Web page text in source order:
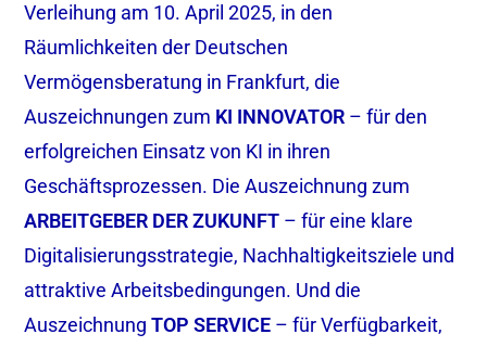
Verleihung am 10. April 2025, in den
Räumlichkeiten der Deutschen
Vermögensberatung in Frankfurt, die
Auszeichnungen zum KI INNOVATOR – für den
erfolgreichen Einsatz von KI in ihren
Geschäftsprozessen. Die Auszeichnung zum
ARBEITGEBER DER ZUKUNFT – für eine klare
Digitalisierungsstrategie, Nachhaltigkeitsziele und
attraktive Arbeitsbedingungen. Und die
AuszeichnungTOP SERVICE – für Verfügbarkeit,